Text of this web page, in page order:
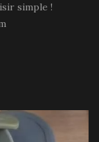
simple !